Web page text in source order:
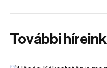
További híreink